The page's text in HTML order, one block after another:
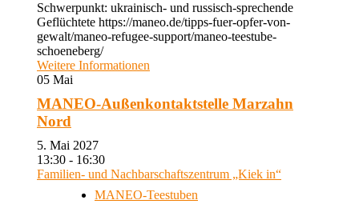
Schwerpunkt: ukrainisch- und russisch-sprechende
Geflüchtete https://maneo.de/tipps-fuer-opfer-von-
gewalt/maneo-refugee-support/maneo-teestube-
schoeneberg/
Weitere Informationen
05 Mai
MANEO-Außenkontaktstelle Marzahn
Nord
5. Mai 2027
13:30 - 16:30
Familien- und Nachbarschaftszentrum „Kiek in“
MANEO-Teestuben